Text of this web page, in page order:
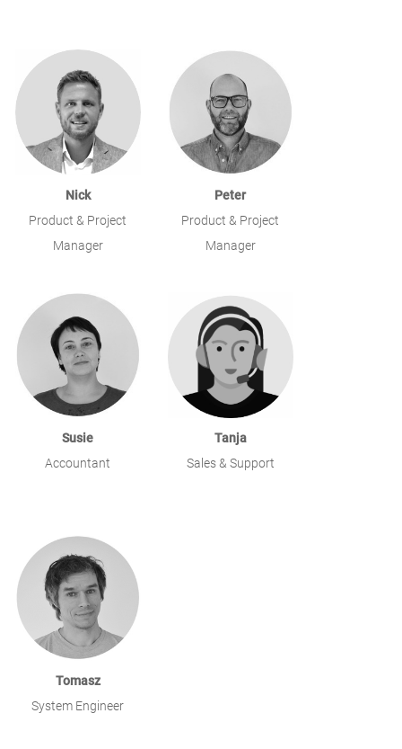
Nick
Product & Project
Manager
Peter
Product & Project
Manager
Susie
Accountant
Tanja
Sales & Support
Tomasz
System Engineer